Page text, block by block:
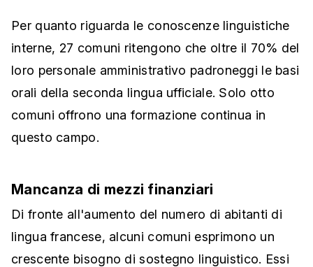
Per quanto riguarda le conoscenze linguistiche
interne, 27 comuni ritengono che oltre il 70% del
loro personale amministrativo padroneggi le basi
orali della seconda lingua ufficiale. Solo otto
comuni offrono una formazione continua in
questo campo.
Mancanza di mezzi finanziari
Di fronte all'aumento del numero di abitanti di
lingua francese, alcuni comuni esprimono un
crescente bisogno di sostegno linguistico. Essi